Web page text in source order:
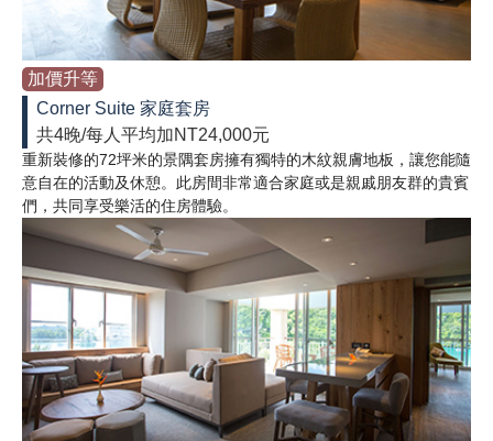
加價升等
Corner Suite 家庭套房
共4晚/每人平均加NT24,000元
重新裝修的72坪米的景隅套房擁有獨特的木紋親膚地板，讓您能隨
意自在的活動及休憩。此房間非常適合家庭或是親戚朋友群的貴賓
們，共同享受樂活的住房體驗。